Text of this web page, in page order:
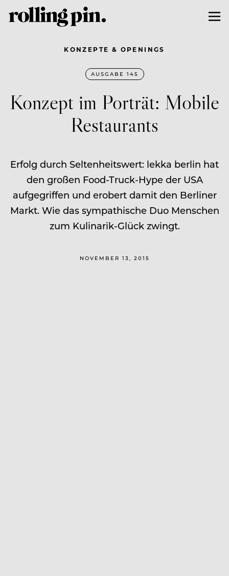
KONZEPTE & OPENINGS
AUSGABE 145
Konzept im Porträt: Mobile
Restaurants
Erfolg durch Seltenheitswert: lekka berlin hat
den großen Food-Truck-Hype der USA
aufgegriffen und erobert damit den Berliner
Markt. Wie das sympathische Duo Menschen
zum Kulinarik-Glück zwingt.
NOVEMBER 13, 2015